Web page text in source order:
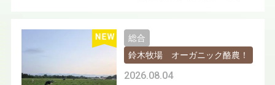
2026.08.04
総合
鈴木牧場 オーガニック酪農！